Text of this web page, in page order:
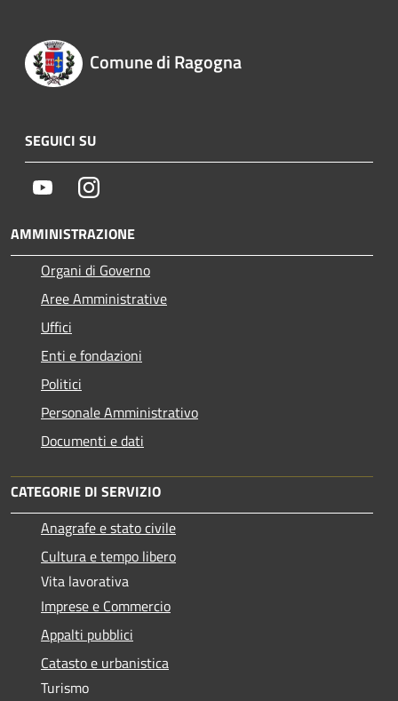
Comune di Ragogna
SEGUICI SU
YoutubeInstagram
AMMINISTRAZIONE
Organi di Governo
Aree Amministrative
Uffici
Enti e fondazioni
Politici
Personale Amministrativo
Documenti e dati
CATEGORIE DI SERVIZIO
Anagrafe e stato civile
Cultura e tempo libero
Vita lavorativa
Imprese e Commercio
Appalti pubblici
Catasto e urbanistica
Turismo